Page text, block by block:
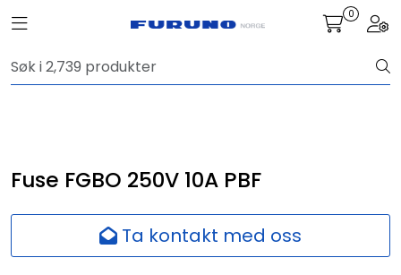
Toggle navigation 0
Fuse FGBO 250V 10A PBF
Ta kontakt med oss
Navigasjon
Fiskeleting
Survey